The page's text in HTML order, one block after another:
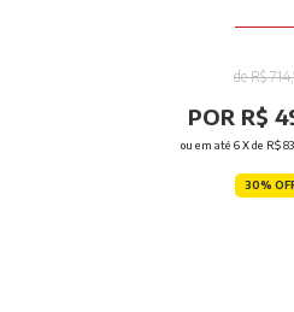
de R$
POR R$
ou em até 6X de R$
30%